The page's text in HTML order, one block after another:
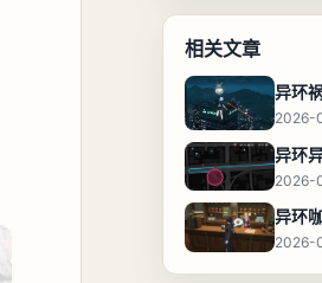
相关文章
2026-
2026-
2026-